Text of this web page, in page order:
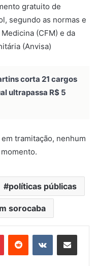
gratuito de
segundo as normas e
(CFM) e da
(Anvisa)
corta 21 cargos
ultrapassa R$ 5
tramitação, nenhum
políticas públicas
sorocaba
PinterestReddit VK Compartilhar via e-mail